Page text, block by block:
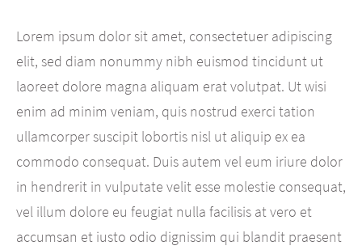
Lorem ipsum dolor sit amet, consectetuer adipiscing
elit, sed diam nonummy nibh euismod tincidunt ut
laoreet dolore magna aliquam erat volutpat. Ut wisi
enim ad minim veniam, quis nostrud exerci tation
ullamcorper suscipit lobortis nisl ut aliquip ex ea
commodo consequat. Duis autem vel eum iriure dolor
in hendrerit in vulputate velit esse molestie consequat,
vel illum dolore eu feugiat nulla facilisis at vero et
accumsan et iusto odio dignissim qui blandit praesent